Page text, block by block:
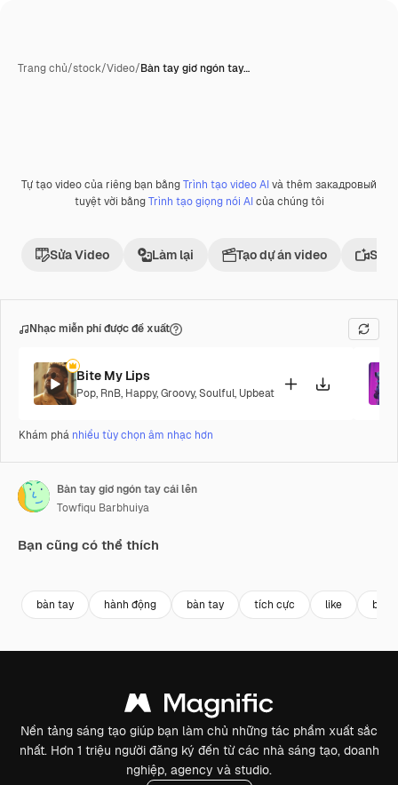
Trang chủ/stock/Video/Bàn tay giơ ngón tay…
Phần thưởng
Tự tạo video của riêng bạn bằngTrình tạo video AIvà thêm закадровый
tuyệt vời bằngTrình tạo giọng nói AIcủa chúng tôi
Sửa Video Làm lại Tạo dự án video Sử
Nhạc miễn phí được đề xuất
Bite My Lips
Pop, RnB, Happy,Groovy,Soulful, Upbeat
Khám phá nhiều tùy chọn âm nhạc hơn
Bàn tay giơ ngón tay cái lên
Towfiqu Barbhuiya
Bạn cũng có thể thích
bàn tay hành động bàn tay tích cực like bàn
Nền tảng sáng tạo giúp bạn làm chủ những tác phẩm xuất sắc
nhất. Hơn 1 triệu người đăng ký đến từ các nhà sáng tạo, doanh
nghiệp, agency và studio.